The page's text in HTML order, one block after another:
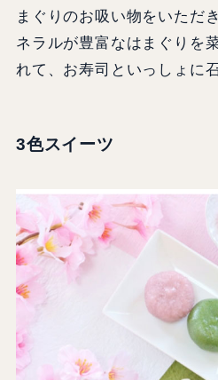
まぐりのお吸い物をいただ
ネラルが豊富なはまぐりを
れて、お寿司といっしょに
3色スイーツ